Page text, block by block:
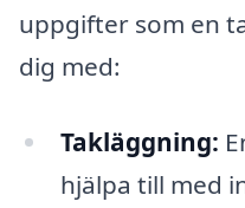
uppgifter som en
dig med:
Takläggning:
hjälpa till med